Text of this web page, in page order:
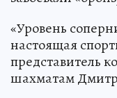
«Уровень
настоящая
представитель
шахматам